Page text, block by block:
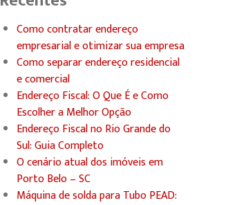
Como contratar endereço
empresarial e otimizar sua empresa
Como separar endereço residencial
e comercial
Endereço Fiscal: O Que É e Como
Escolher a Melhor Opção
Endereço Fiscal no Rio Grande do
Sul: Guia Completo
O cenário atual dos imóveis em
Porto Belo – SC
Máquina de solda para Tubo PEAD: